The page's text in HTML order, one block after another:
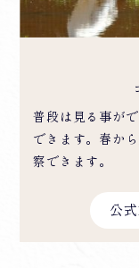
普段は見る事が
できます。春か
察できます。
公